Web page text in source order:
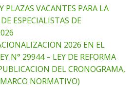
PLAZAS VACANTES PARA LA
ESPECIALISTAS DE
2026 EN EL
N° 29944 – LEY DE REFORMA
DEL CRONOGRAMA,
NORMATIVO)